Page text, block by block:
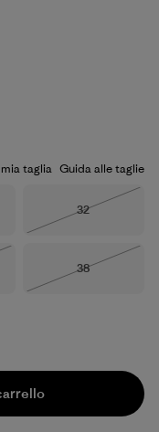
taglia Guida alle taglie
Taglia
32
Taglia
38